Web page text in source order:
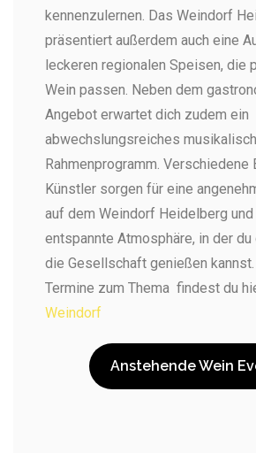
kennenzulernen. Das Weindorf
präsentiert außerdem auch eine
leckeren regionalen Speisen, die
Wein passen. Neben dem
Angebot erwartet dich zudem ein
abwechslungsreiches
Rahmenprogramm. Verschiedene
Künstler sorgen für eine
auf dem Weindorf Heidelberg
entspannte Atmosphäre, in der du
die Gesellschaft genießen
Termine zum Thema findest du
Weindorf
Anstehende Wein